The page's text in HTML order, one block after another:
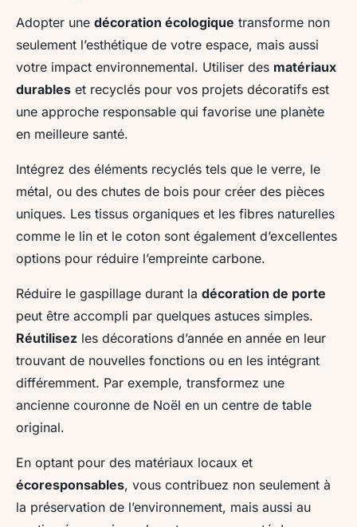
Adopter une décoration écologique transforme non
seulement l’esthétique de votre espace, mais aussi
votre impact environnemental. Utiliser des matériaux
durables et recyclés pour vos projets décoratifs est
une approche responsable qui favorise une planète
en meilleure santé.
Intégrez des éléments recyclés tels que le verre, le
métal, ou des chutes de bois pour créer des pièces
uniques. Les tissus organiques et les fibres naturelles
comme le lin et le coton sont également d’excellentes
options pour réduire l’empreinte carbone.
Réduire le gaspillage durant la décoration de porte
peut être accompli par quelques astuces simples.
Réutilisez les décorations d’année en année en leur
trouvant de nouvelles fonctions ou en les intégrant
différemment. Par exemple, transformez une
ancienne couronne de Noël en un centre de table
original.
En optant pour des matériaux locaux et
écoresponsables, vous contribuez non seulement à
la préservation de l’environnement, mais aussi au